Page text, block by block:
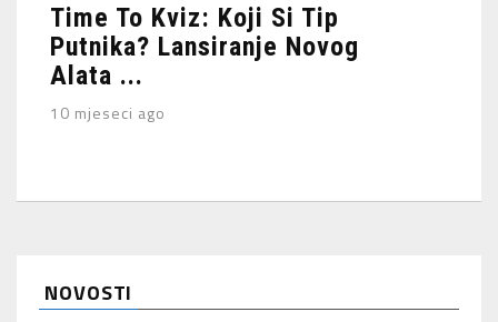
Time To Kviz: Koji Si Tip
Putnika? Lansiranje Novog
Alata ...
10 mjeseci ago
NOVOSTI